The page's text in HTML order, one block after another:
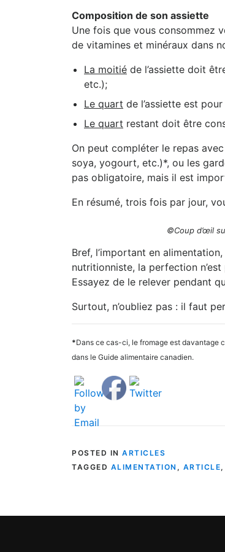
Composition de son assiette
Une fois que vous consommez
de vitamines et minéraux dans
La moitié de l’assiette doit
etc.);
Le quart de l’assiette est
Le quart restant doit être
On peut compléter le repas
soya, yogourt, etc.)*, ou les
pas obligatoire, mais il est
En résumé, trois fois par jour,
©Coup d’œil
Bref, l’important en
nutritionniste, la perfection
Essayez de le relever pendant
Surtout, n’oubliez pas : il faut
*Dans ce cas-ci, le fromage est davantage
dans le Guide alimentaire canadien.
POSTED IN ARTICLES
TAGGED ALIMENTATION , ARTICLE,